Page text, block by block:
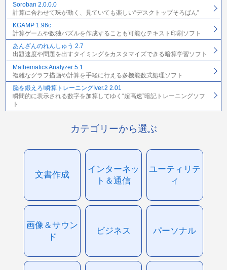
Soroban 2.0.0.0
計算に合わせて珠が動く、見ていても楽しい“デスクトップそろばん”
KGAMP 1.96c
計算ゲームや数独パズルを作成することも可能なテキスト印刷ソフト
あんざんのれんしゅう 2.7
出題速度や問題を出すタイミングをカスタマイズできる暗算学習ソフト
Mathematics Analyzer 5.1
複雑なグラフ描画や計算を手軽に行える多機能数式処理ソフト
脳を鍛えろ!瞬算トレーニング!ver.2 2.01
瞬間的に表示される数字を加算してゆく“超高速”暗記トレーニングソフ
ト
カテゴリーから選ぶ
文書作成
インターネッ
ト＆通信
ユーティリテ
ィ
画像＆サウン
ド
ビジネス パーソナル